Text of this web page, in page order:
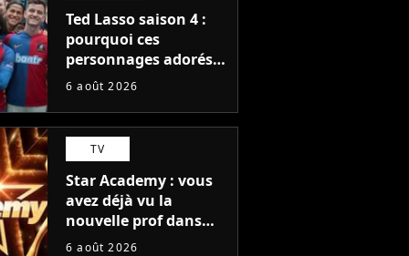
Ted Lasso saison 4 :
pourquoi ces
personnages adorés
des fans ne sont pas
6 août 2026
TV
Star Academy : vous
avez déjà vu la
nouvelle prof dans
The Voice et aux
6 août 2026